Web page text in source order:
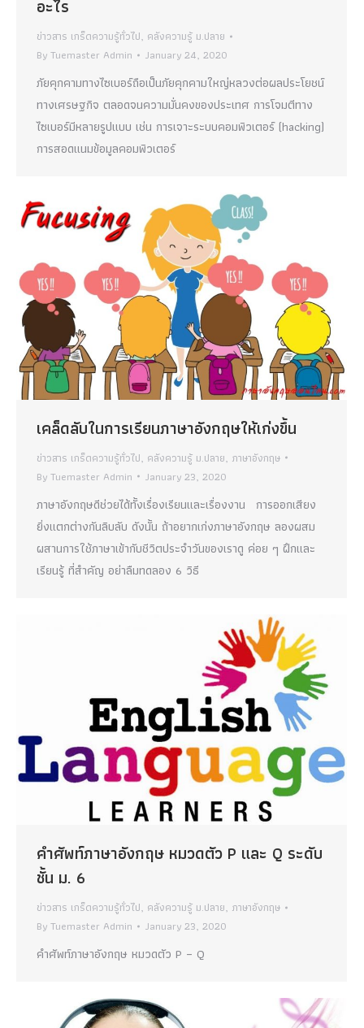
อะไร
ข่าวสาร เกร็ดความรู้ทั่วไป, คลังความรู้ ม.ปลาย
ByTuemaster Admin January 24, 2020
ภัยคุกคามทางไซเบอร์ถือเป็นภัยคุกคามใหญ่หลวงต่อผลประโยชน์
ทางเศรษฐกิจ ตลอดจนความมั่นคงของประเทศ การโจมตีทาง
ไซเบอร์มีหลายรูปแบบ เช่น การเจาะระบบคอมพิวเตอร์ (hacking)
การสอดแนมข้อมูลคอมพิวเตอร์
เคล็ดลับในการเรียนภาษาอังกฤษให้เก่งขึ้น
ข่าวสาร เกร็ดความรู้ทั่วไป, คลังความรู้ ม.ปลาย, ภาษาอังกฤษ
ByTuemaster Admin January 23, 2020
ภาษาอังกฤษดีช่วยได้ทั้งเรื่องเรียนและเรื่องงาน การออกเสียง
ยิ่งแตกต่างกันลิบลับ ดังนั้น ถ้าอยากเก่งภาษาอังกฤษ ลองผสม
ผสานการใช้ภาษาเข้ากับชีวิตประจำวันของเราดู ค่อย ๆ ฝึกและ
เรียนรู้ ที่สำคัญ อย่าลืมทดลอง 6 วิธี
คำศัพท์ภาษาอังกฤษ หมวดตัว P และ Q ระดับ
ชั้น ม. 6
ข่าวสาร เกร็ดความรู้ทั่วไป, คลังความรู้ ม.ปลาย, ภาษาอังกฤษ
ByTuemaster Admin January 23, 2020
คำศัพท์ภาษาอังกฤษ หมวดตัว P – Q